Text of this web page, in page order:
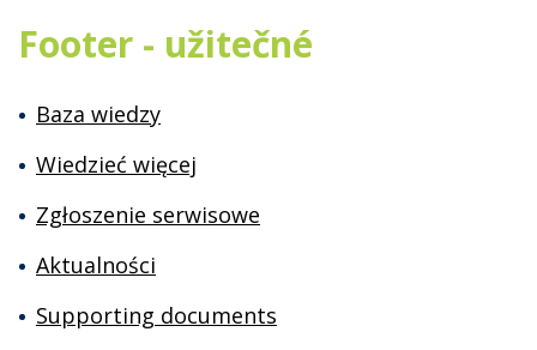
Footer - užitečné
Baza wiedzy
Wiedzieć więcej
Zgłoszenie serwisowe
Aktualności
Supporting documents